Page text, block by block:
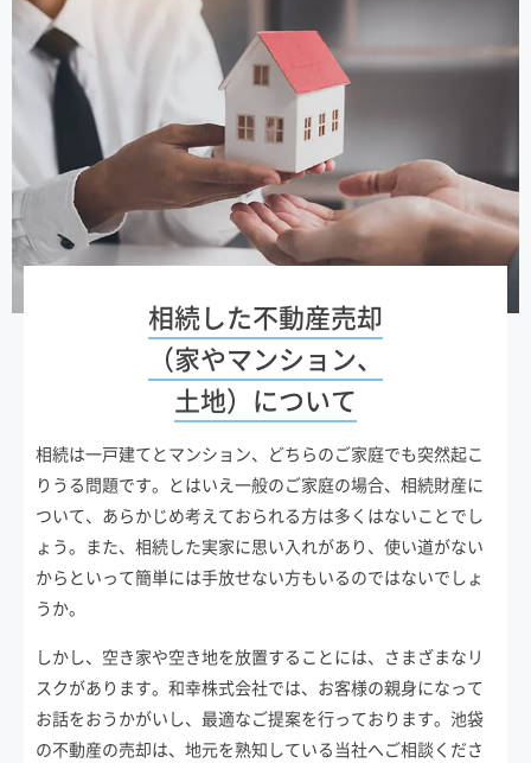
相続した不動産売却
（家やマンション、
土地）について
相続は一戸建てとマンション、どちらのご家庭でも突然起こ
りうる問題です。とはいえ一般のご家庭の場合、相続財産に
ついて、あらかじめ考えておられる方は多くはないことでし
ょう。また、相続した実家に思い入れがあり、使い道がない
からといって簡単には手放せない方もいるのではないでしょ
うか。
しかし、空き家や空き地を放置することには、さまざまなリ
スクがあります。和幸株式会社では、お客様の親身になって
お話をおうかがいし、最適なご提案を行っております。池袋
の不動産の売却は、地元を熟知している当社へご相談くださ